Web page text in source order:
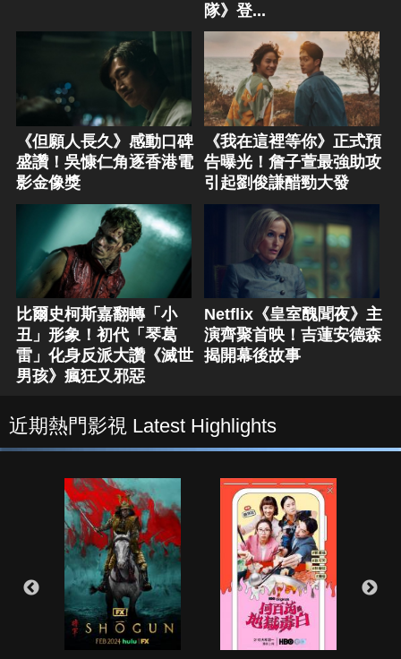
隊》登...
《但願人長久》感動口碑
盛讚！吳慷仁角逐香港電
影金像獎
《我在這裡等你》正式預
告曝光！詹子萱最強助攻
引起劉俊謙醋勁大發
比爾史柯斯嘉翻轉「小
丑」形象！初代「琴葛
雷」化身反派大讚《滅世
男孩》瘋狂又邪惡
Netflix《皇室醜聞夜》主
演齊聚首映！吉蓮安德森
揭開幕後故事
近期熱門影視 Latest Highlights